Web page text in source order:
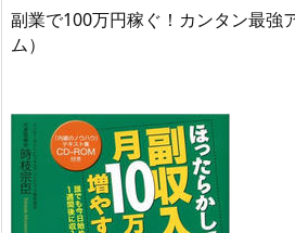
副業で100万円稼ぐ！カンタン最強
ム）